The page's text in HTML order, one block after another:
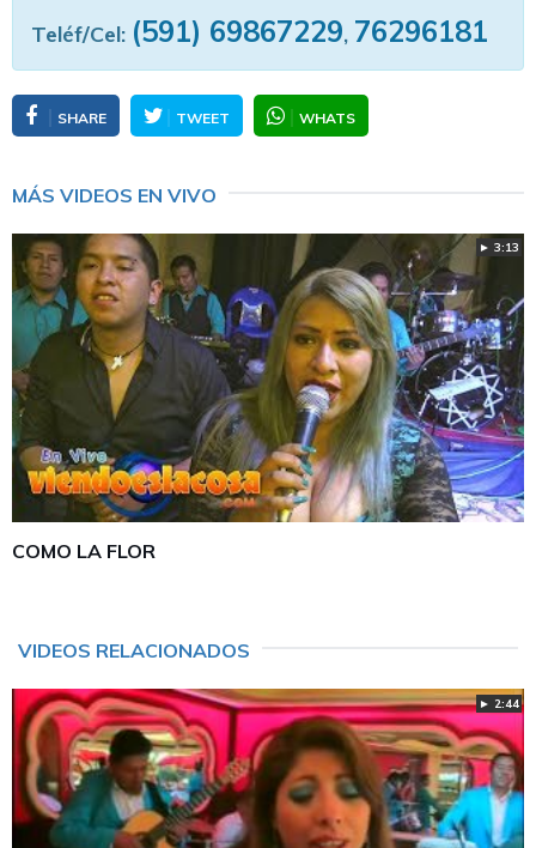
Teléf/Cel: (591) 69867229, 76296181
SHARE TWEET WHATS
MÁS VIDEOS EN VIVO
► 3:13
COMO LA FLOR
VIDEOS RELACIONADOS
► 2:44